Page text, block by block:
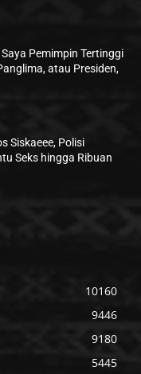
Pemimpin Tertinggi
atau Presiden,
Siskaeee, Polisi
Seks hingga Ribuan
10160
9446
9180
5445